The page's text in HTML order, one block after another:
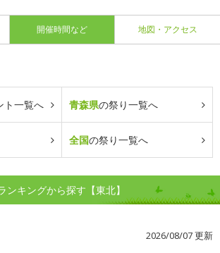
開催時間など 地図・アクセス
ト一覧へ 青森県の祭り一覧へ
全国の祭り一覧へ
ンキングから探す【東北】
2026/08/07 更新